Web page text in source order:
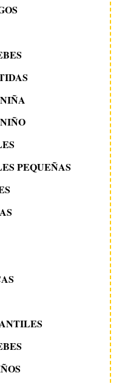
PEQUEÑAS